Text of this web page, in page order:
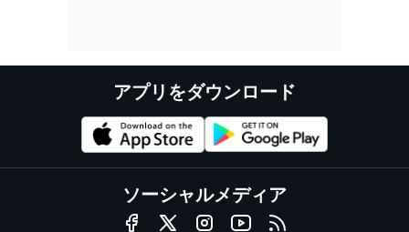
アプリをダウンロード
ソーシャルメディア